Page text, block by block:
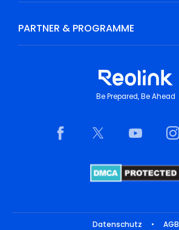
PARTNER & PROGRAMME
Be Prepared, Be Ahead
Datenschutz • AGB